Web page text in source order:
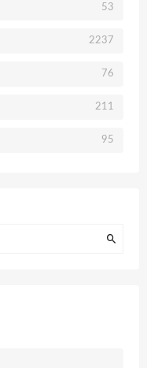
53
2237
76
211
95